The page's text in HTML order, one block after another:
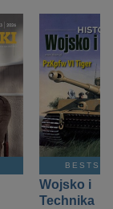
Wojsko i
Technika